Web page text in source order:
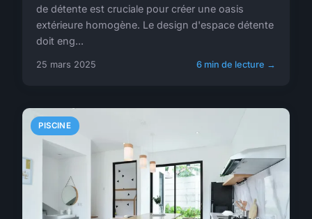
de détente est cruciale pour créer une oasis
extérieure homogène. Le design d'espace détente
doit eng...
25 mars 2025 6 min de lecture →
PISCINE